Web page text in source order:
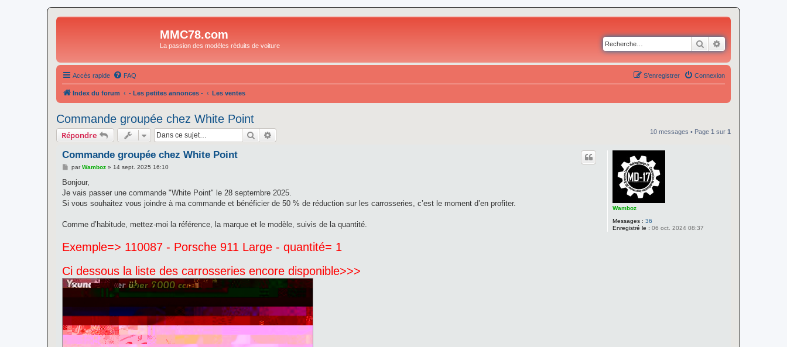
MMC78.com
La passion des modèles réduits de voiture Rechercher
Accès rapide FAQ Connexion
S’enregistrer
Index du forum - Les petites annonces - Les ventes
Commande groupée chez White Point
Répondre Rechercher 10 messages • Page 1 sur 1
Wamboz
Messages : 36
Enregistré le : 06 oct. 2024 08:37
Commande groupée chez White Point
M
s
a
g
parWamboz» 14 sept. 2025 16:10
Bonjour,
Je vais passer une commande "White Point" le 28 septembre 2025.
Si vous souhaitez vous joindre à ma commande et bénéficier de 50 % de réduction sur les carrosseries, c’est le moment d’en profiter.
Comme d’habitude, mettez-moi la référence, la marque et le modèle, suivis de la quantité.
Exemple=> 110087 - Porsche 911 Large - quantité= 1
Ci dessous la liste des carrosseries encore disponible>>>